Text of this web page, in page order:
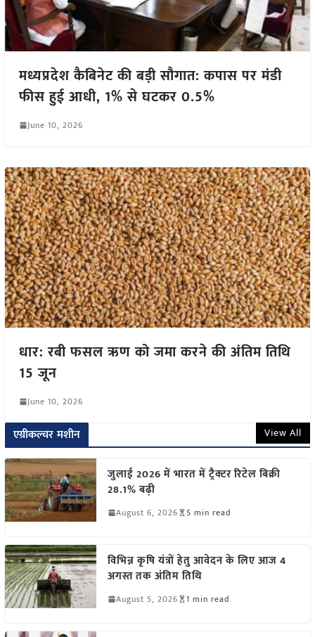
मध्यप्रदेश कैबिनेट की बड़ी सौगात: कपास पर मंडी
फीस हुई आधी, 1% से घटकर 0.5%
June 10, 2026
धार: रबी फसल ऋण को जमा करने की अंतिम तिथि
15 जून
June 10, 2026
एग्रीकल्चर मशीन View All
जुलाई 2026 में भारत में ट्रैक्टर रिटेल बिक्री
28.1% बढ़ी
August 6, 2026 5 min read
विभिन्न कृषि यंत्रों हेतु आवेदन के लिए आज 4
अगस्त तक अंतिम तिथि
August 5, 2026 1 min read